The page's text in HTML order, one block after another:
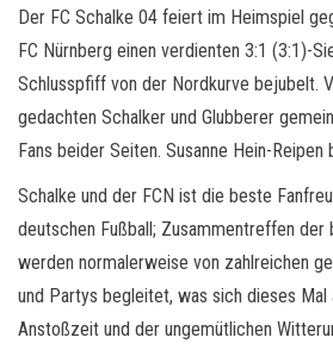
Der FC Schalke 04 feiert im Heimspiel
FC Nürnberg einen verdienten 3:1 (3:1)-
Schlusspfiff von der Nordkurve bejubelt.
gedachten Schalker und Glubberer
Fans beider Seiten. Susanne Hein-
Schalke und der FCN ist die beste
deutschen Fußball; Zusammentreffen der
werden normalerweise von zahlreichen
und Partys begleitet, was sich dieses Mal
Anstoßzeit und der ungemütlichen